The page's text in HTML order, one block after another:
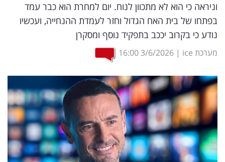
שיווק
ופרסום
משפט
מדדים
ומחקרים
דעות
רכילות
עסקית
וניראה כי הוא לא מתכוון לנוח. יום למחרת הוא כבר עמד
בפתחו של בית האח הגדול וחזר לעמדת ההנחייה, ועכשיו
נודע כי בקרוב יככב בתפקיד נוסף ומסקרן
מערכת ice |
3/6/2026
16:00